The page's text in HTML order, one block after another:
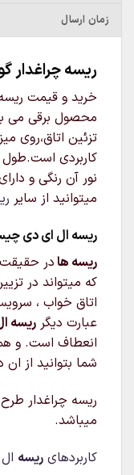
زمان ارسال
ریسه چراغدار
خرید و قیمت
محصول برقی می
تزئین اتاق،روی
نور آن رنگی و
میتوانید از سایر
ریسه ال ای دی
ریسه هادر حقیقت
که میتواند در
اتاق خواب ،
عبارت دیگر ریسه
انعطاف است. و
شما بتوانید از
ریسه چراغدار
میباشد.
کاربردهای ریسه